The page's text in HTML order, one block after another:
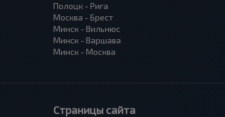
Полоцк - Рига
Москва - Брест
Минск - Вильнюс
Минск - Варшава
Минск - Москва
Страницы сайта